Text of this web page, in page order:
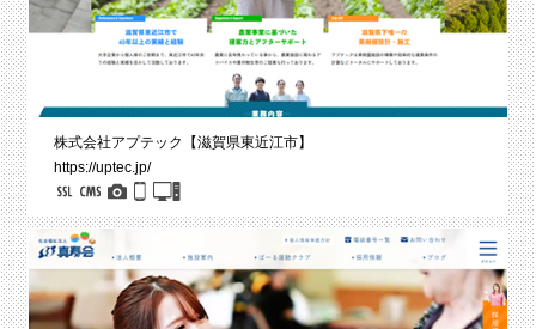
株式会社アプテック【滋賀県東近江市】
https://uptec.jp/